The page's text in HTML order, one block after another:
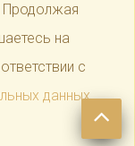
Продолжая
на
с
данных.